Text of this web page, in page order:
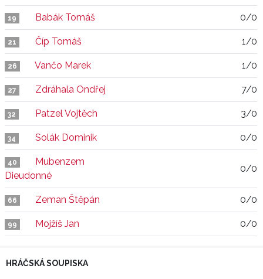
19 Babák Tomáš 0/0
21 Číp Tomáš 1/0
26 Vančo Marek 1/0
27 Zdráhala Ondřej 7/0
32 Patzel Vojtěch 3/0
34 Solák Dominik 0/0
40
Mubenzem
Dieudonné
0/0
66 Zeman Štěpán 0/0
99 Mojžíš Jan 0/0
HRÁČSKÁ SOUPISKA